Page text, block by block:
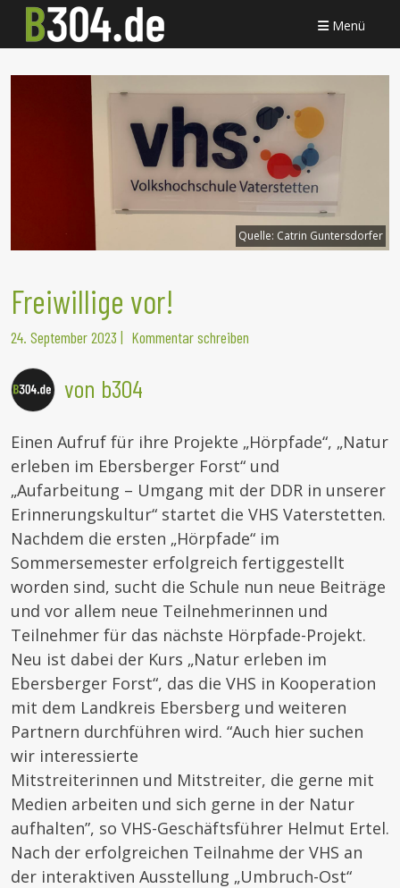
Menü
Quelle: Catrin Guntersdorfer
Freiwillige vor!
24. September 2023 | Kommentar schreiben
von b304
Einen Aufruf für ihre Projekte „Hörpfade“, „Natur
erleben im Ebersberger Forst“ und
„Aufarbeitung – Umgang mit der DDR in unserer
Erinnerungskultur“ startet die VHS Vaterstetten.
Nachdem die ersten „Hörpfade“ im
Sommersemester erfolgreich fertiggestellt
worden sind, sucht die Schule nun neue Beiträge
und vor allem neue Teilnehmerinnen und
Teilnehmer für das nächste Hörpfade-Projekt.
Neu ist dabei der Kurs „Natur erleben im
Ebersberger Forst“, das die VHS in Kooperation
mit dem Landkreis Ebersberg und weiteren
Partnern durchführen wird. “Auch hier suchen
wir interessierte
Mitstreiterinnen und Mitstreiter, die gerne mit
Medien arbeiten und sich gerne in der Natur
aufhalten”, so VHS-Geschäftsführer Helmut Ertel.
Nach der erfolgreichen Teilnahme der VHS an
der interaktiven Ausstellung „Umbruch-Ost“